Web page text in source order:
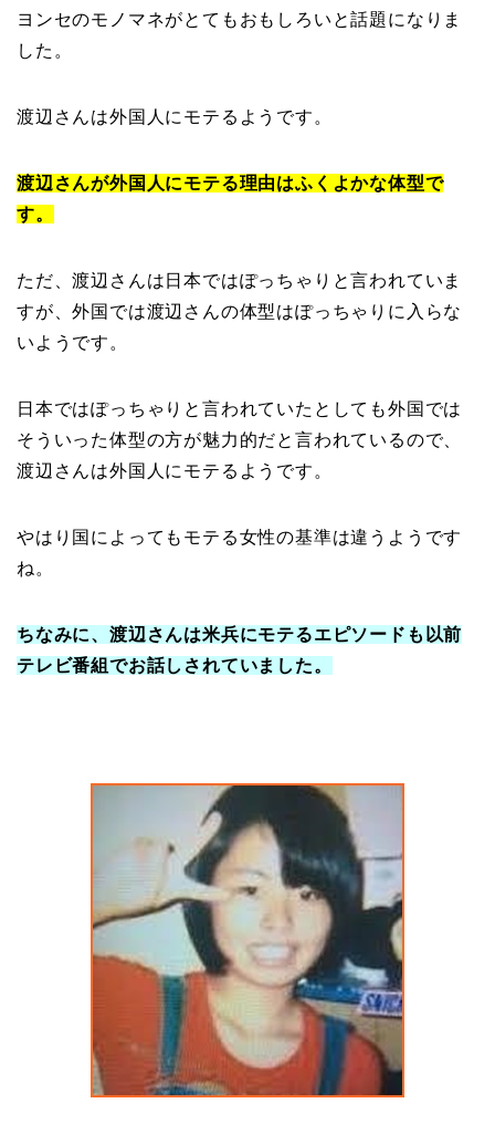
ヨンセのモノマネがとてもおもしろいと話題になりま
した。
渡辺さんは外国人にモテるようです。
渡辺さんが外国人にモテる理由はふくよかな体型で
す。
ただ、渡辺さんは日本ではぽっちゃりと言われていま
すが、外国では渡辺さんの体型はぽっちゃりに入らな
いようです。
日本ではぽっちゃりと言われていたとしても外国では
そういった体型の方が魅力的だと言われているので、
渡辺さんは外国人にモテるようです。
やはり国によってもモテる女性の基準は違うようです
ね。
ちなみに、渡辺さんは米兵にモテるエピソードも以前
テレビ番組でお話しされていました。